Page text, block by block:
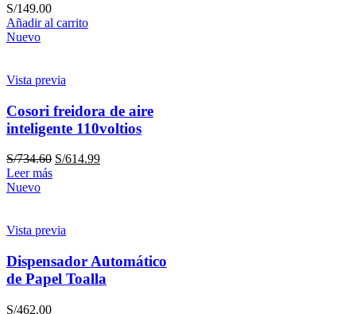
S/149.00
Añadir al carrito
Nuevo
Vista previa
Cosori freidora de aire
inteligente 110voltios
S/734.60 S/614.99
Leer más
Nuevo
Vista previa
Dispensador Automático
de Papel Toalla
S/462.00